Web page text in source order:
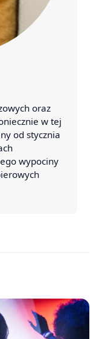
oraz
w tej
od stycznia
wypociny